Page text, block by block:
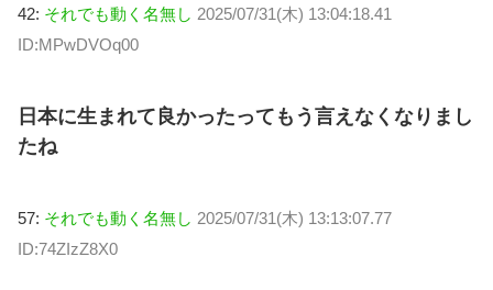
42: それでも動く名無し 2025/07/31(木) 13:04:18.41
ID:MPwDVOq00
日本に生まれて良かったってもう言えなくなりまし
たね
57: それでも動く名無し 2025/07/31(木) 13:13:07.77
ID:74ZIzZ8X0